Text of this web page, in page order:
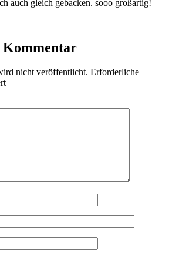
auch gleich gebacken. sooo großartig!
Kommentar
nicht veröffentlicht. Erforderliche